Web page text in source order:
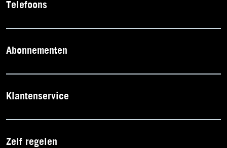
Telefoons
Abonnementen
Klantenservice
Zelf regelen